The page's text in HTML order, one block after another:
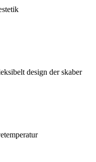
design der skaber